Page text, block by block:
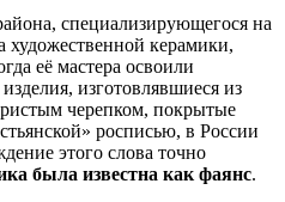
специализирующегося на
художественной керамики,
её мастера освоили
изготовлявшиеся из
черепком, покрытые
росписью, в России
этого слова точно
была известна как фаянс.